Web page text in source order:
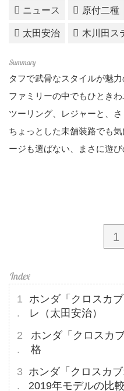
ニュース 原付二種
太田安治 木川田ス
タフで武骨なスタイルが魅
ファミリーの中でもひとき
ツーリング、レジャーと、
ちょっとした未舗装路でも
ージも選ばない、まさに遊
1
ホンダ「クロスカ
レ（太田安治）
ホンダ「クロスカ
格
ホンダ「クロスカ
2019年モデルの比較